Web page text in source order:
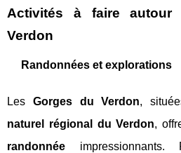
Activités à faire autour
Verdon
Randonnées et explorations
Les Gorges du Verdon,
naturel régional du Verdon,
randonnée